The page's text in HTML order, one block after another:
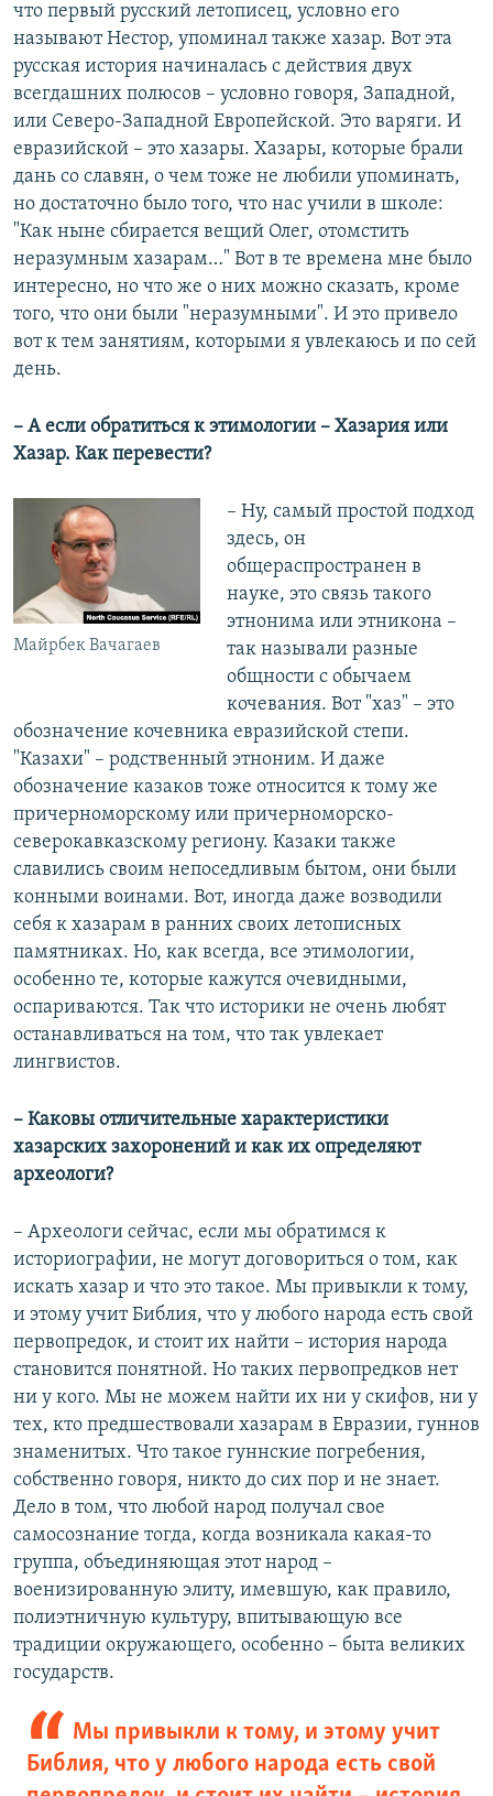
что первый русский летописец, условно его
называют Нестор, упоминал также хазар. Вот эта
русская история начиналась с действия двух
всегдашних полюсов – условно говоря, Западной,
или Северо-Западной Европейской. Это варяги. И
евразийской – это хазары. Хазары, которые брали
дань со славян, о чем тоже не любили упоминать,
но достаточно было того, что нас учили в школе:
"Как ныне сбирается вещий Олег, отомстить
неразумным хазарам…" Вот в те времена мне было
интересно, но что же о них можно сказать, кроме
того, что они были "неразумными". И это привело
вот к тем занятиям, которыми я увлекаюсь и по сей
день.
– А если обратиться к этимологии – Хазария или
Хазар. Как перевести?
Майрбек Вачагаев
– Ну, самый простой подход
здесь, он
общераспространен в
науке, это связь такого
этнонима или этникона –
так называли разные
общности с обычаем
кочевания. Вот "хаз" – это
обозначение кочевника евразийской степи.
"Казахи" – родственный этноним. И даже
обозначение казаков тоже относится к тому же
причерноморскому или причерноморско-
северокавказскому региону. Казаки также
славились своим непоседливым бытом, они были
конными воинами. Вот, иногда даже возводили
себя к хазарам в ранних своих летописных
памятниках. Но, как всегда, все этимологии,
особенно те, которые кажутся очевидными,
оспариваются. Так что историки не очень любят
останавливаться на том, что так увлекает
лингвистов.
– Каковы отличительные характеристики
хазарских захоронений и как их определяют
археологи?
– Археологи сейчас, если мы обратимся к
историографии, не могут договориться о том, как
искать хазар и что это такое. Мы привыкли к тому,
и этому учит Библия, что у любого народа есть свой
первопредок, и стоит их найти – история народа
становится понятной. Но таких первопредков нет
ни у кого. Мы не можем найти их ни у скифов, ни у
тех, кто предшествовали хазарам в Евразии, гуннов
знаменитых. Что такое гуннские погребения,
собственно говоря, никто до сих пор и не знает.
Дело в том, что любой народ получал свое
самосознание тогда, когда возникала какая-то
группа, объединяющая этот народ –
военизированную элиту, имевшую, как правило,
полиэтничную культуру, впитывающую все
традиции окружающего, особенно – быта великих
государств.
Мы привыкли к тому, и этому учит
Библия, что у любого народа есть свой